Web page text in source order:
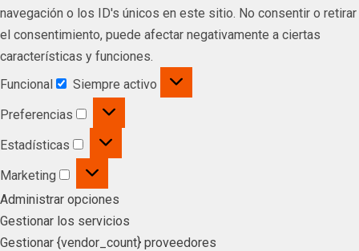
navegación o los ID's únicos en este sitio. No consentir o retirar
el consentimiento, puede afectar negativamente a ciertas
características y funciones.
Funcional
Siempre activo
Preferencias
Estadísticas
Marketing
Administrar opciones
Gestionar los servicios
Gestionar {vendor_count} proveedores